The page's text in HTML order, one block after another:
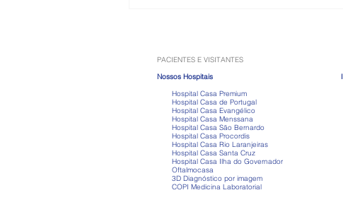
PACIENTES E VISITANTES
Nossos Hospitais
Hospital Casa Premium
Hospital Casa de Portugal
Hospital Casa Evangélico
Hospital Casa Menssana
Hospital Casa São Bernardo
Hospital Casa Procordis
Hospital Casa Rio Laranjeiras
Hospital Casa Santa Cruz
Hospital Casa Ilha do Governador
Oftalmocasa
3D Diagnóstico por imagem
COPI Medicina Laboratorial